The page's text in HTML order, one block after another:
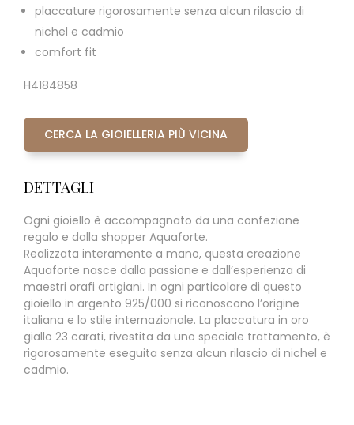
placcature rigorosamente senza alcun rilascio di
nichel e cadmio
comfort fit
H4184858
CERCA LA GIOIELLERIA PIÙ VICINA
DETTAGLI
Ogni gioiello è accompagnato da una confezione
regalo e dalla shopper Aquaforte.
Realizzata interamente a mano, questa creazione
Aquaforte nasce dalla passione e dall’esperienza di
maestri orafi artigiani. In ogni particolare di questo
gioiello in argento 925/000 si riconoscono l’origine
italiana e lo stile internazionale. La placcatura in oro
giallo 23 carati, rivestita da uno speciale trattamento, è
rigorosamente eseguita senza alcun rilascio di nichel e
cadmio.